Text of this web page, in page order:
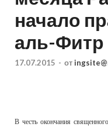
начало
аль-Фитр
17.07.2015 - от
В честь окончания